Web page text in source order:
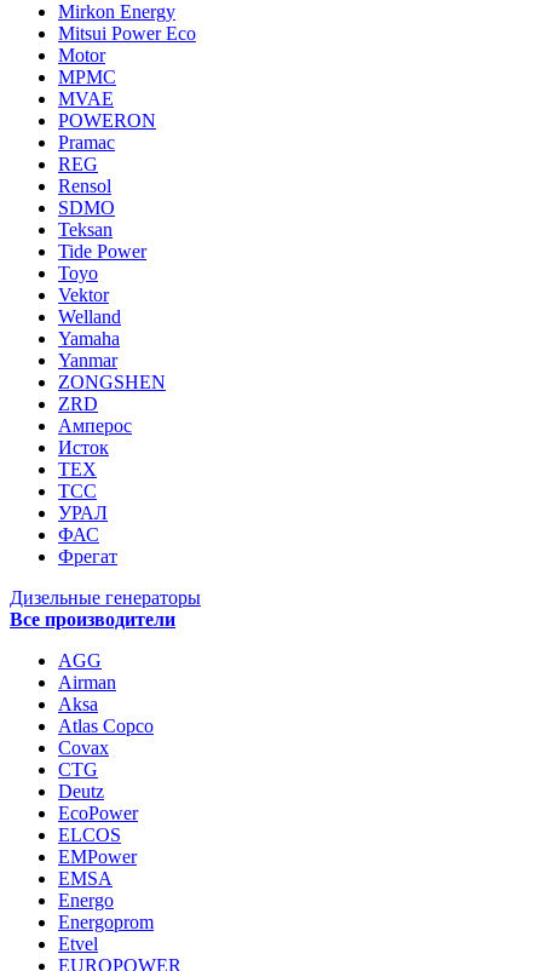
Mirkon Energy
Mitsui Power Eco
Motor
MPMC
MVAE
POWERON
Pramac
REG
Rensol
SDMO
Teksan
Tide Power
Toyo
Vektor
Welland
Yamaha
Yanmar
ZONGSHEN
ZRD
Амперос
Исток
ТЕХ
ТСС
УРАЛ
ФАС
Фрегат
Дизельные генераторы
Все производители
AGG
Airman
Aksa
Atlas Copco
Covax
CTG
Deutz
EcoPower
ELCOS
EMPower
EMSA
Energo
Energoprom
Etvel
EUROPOWER